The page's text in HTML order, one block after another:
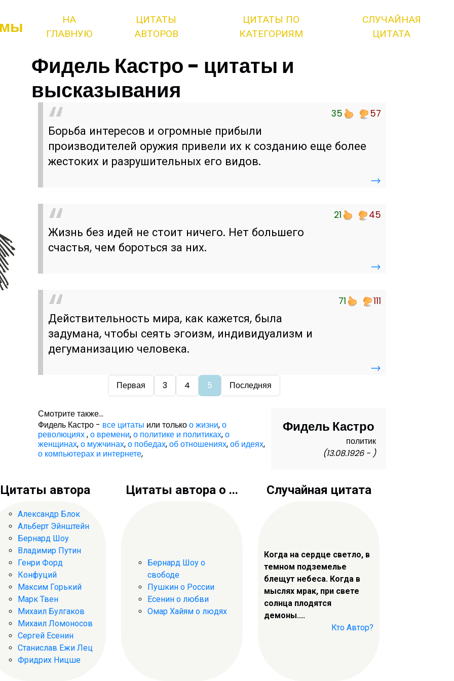
НА
ГЛАВНУЮ
ЦИТАТЫ
АВТОРОВ
ЦИТАТЫ ПО
КАТЕГОРИЯМ
СЛУЧАЙНАЯ
ЦИТАТА
Фидель Кастро - цитаты и
высказывания
35 57
Борьба интересов и огромные прибыли
производителей оружия привели их к созданию еще более
жестоких и разрушительных его видов.
→
21 45
Жизнь без идей не стоит ничего. Нет большего
счастья, чем бороться за них.
→
71 111
Действительность мира, как кажется, была
задумана, чтобы сеять эгоизм, индивидуализм и
дегуманизацию человека.
→
Первая 3 4 5 Последняя
Фидель Кастро
политик
(13.08.1926 - )
Смотрите также...
Фидель Кастро - все цитаты или толькоо жизни,о
революциях,о времени,о политике и политиках,о
женщинах,о мужчинах,о победах,об отношениях,об идеях,
о компьютерах и интернете,
Цитаты автора
Александр Блок
Альберт Эйнштейн
Бернард Шоу
Владимир Путин
Генри Форд
Конфуций
Максим Горький
Марк Твен
Михаил Булгаков
Михаил Ломоносов
Сергей Есенин
Станислав Ежи Лец
Фридрих Ницше
Цитаты автора о ...
Бернард Шоу о
свободе
Пушкин о России
Есенин о любви
Омар Хайям о людях
Случайная цитата
Когда на сердце светло, в
темном подземелье
блещут небеса. Когда в
мыслях мрак, при свете
солнца плодятся
демоны....
Кто Автор?